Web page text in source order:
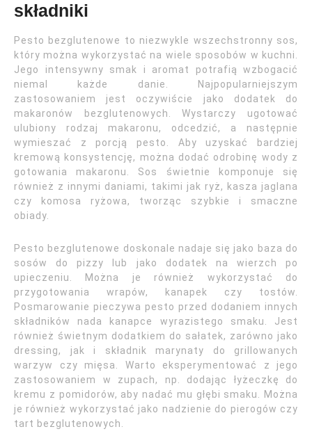
składniki
Pesto bezglutenowe to niezwykle wszechstronny sos,
który można wykorzystać na wiele sposobów w kuchni.
Jego intensywny smak i aromat potrafią wzbogacić
niemal każde danie. Najpopularniejszym
zastosowaniem jest oczywiście jako dodatek do
makaronów bezglutenowych. Wystarczy ugotować
ulubiony rodzaj makaronu, odcedzić, a następnie
wymieszać z porcją pesto. Aby uzyskać bardziej
kremową konsystencję, można dodać odrobinę wody z
gotowania makaronu. Sos świetnie komponuje się
również z innymi daniami, takimi jak ryż, kasza jaglana
czy komosa ryżowa, tworząc szybkie i smaczne
obiady.
Pesto bezglutenowe doskonale nadaje się jako baza do
sosów do pizzy lub jako dodatek na wierzch po
upieczeniu. Można je również wykorzystać do
przygotowania wrapów, kanapek czy tostów.
Posmarowanie pieczywa pesto przed dodaniem innych
składników nada kanapce wyrazistego smaku. Jest
również świetnym dodatkiem do sałatek, zarówno jako
dressing, jak i składnik marynaty do grillowanych
warzyw czy mięsa. Warto eksperymentować z jego
zastosowaniem w zupach, np. dodając łyżeczkę do
kremu z pomidorów, aby nadać mu głębi smaku. Można
je również wykorzystać jako nadzienie do pierogów czy
tart bezglutenowych.